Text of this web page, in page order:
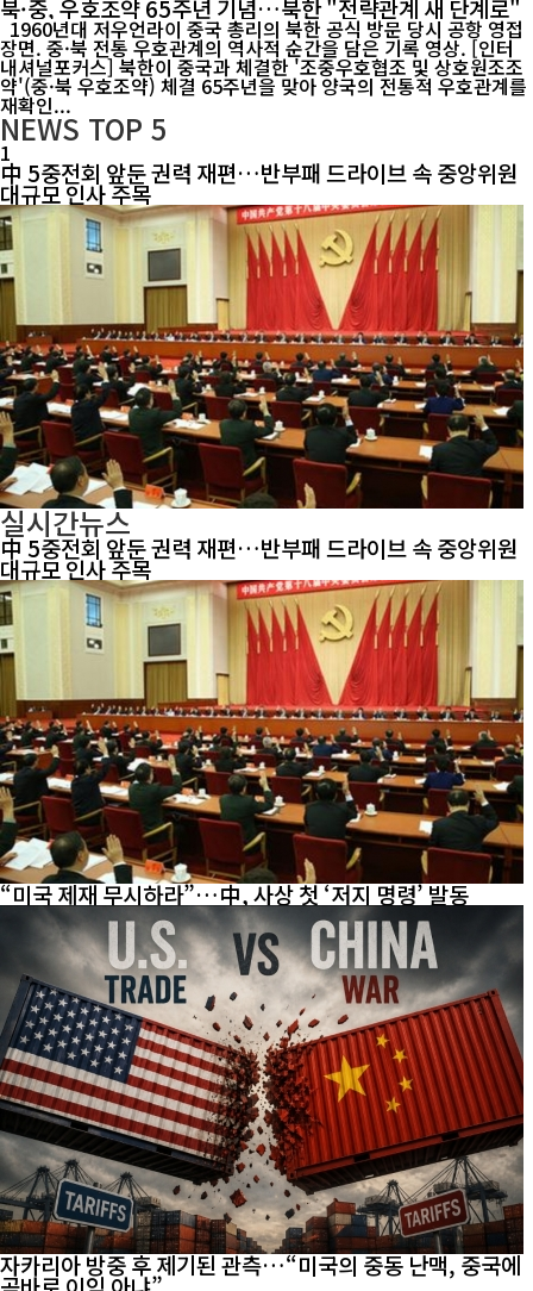
북·중, 우호조약 65주년 기념…북한 "전략관계 새 단계로"
장면. 중·북 전통 우호관계의 역사적 순간을 담은 기록 영상. [인터
내셔널포커스] 북한이 중국과 체결한 '조중우호협조 및 상호원조조
약'(중·북 우호조약) 체결 65주년을 맞아 양국의 전통적 우호관계를
재확인...
NEWS TOP 5
1
中 5중전회 앞둔 권력 재편…반부패 드라이브 속 중앙위원
대규모 인사 주목
실시간뉴스
中 5중전회 앞둔 권력 재편…반부패 드라이브 속 중앙위원
대규모 인사 주목
“미국 제재 무시하라”…中, 사상 첫 ‘저지 명령’ 발동
자카리아 방중 후 제기된 관측…“미국의 중동 난맥, 중국에